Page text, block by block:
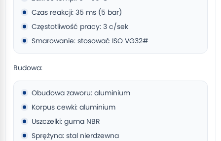
Czas reakcji: 35 ms (5 bar)
Częstotliwość pracy: 3 c/sek
Smarowanie: stosować ISO VG32#
Budowa:
Obudowa zaworu: aluminium
Korpus cewki: aluminium
Uszczelki: guma NBR
Sprężyna: stal nierdzewna